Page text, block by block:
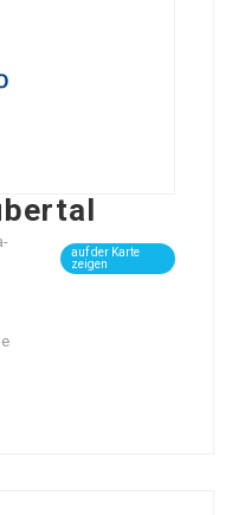
auf der Karte
zeigen